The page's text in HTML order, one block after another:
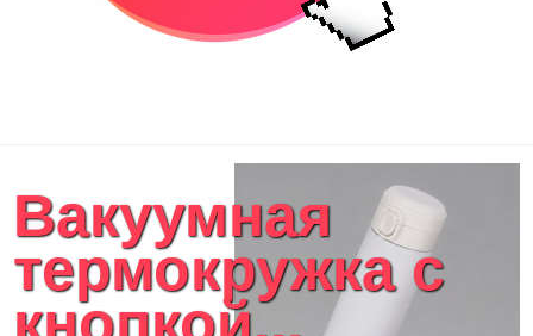
Вакуумная
термокружка c
кнопкой...